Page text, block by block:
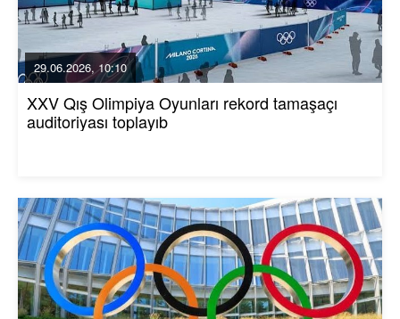
29.06.2026, 10:10
XXV Qış Olimpiya Oyunları rekord tamaşaçı
auditoriyası toplayıb